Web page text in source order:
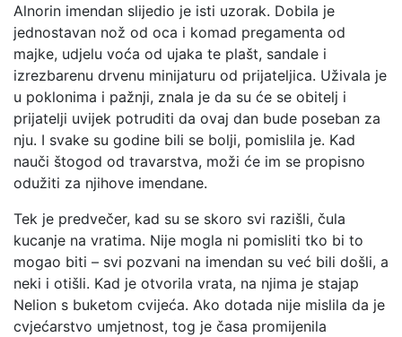
Alnorin imendan slijedio je isti uzorak. Dobila je
jednostavan nož od oca i komad pregamenta od
majke, udjelu voća od ujaka te plašt, sandale i
izrezbarenu drvenu minijaturu od prijateljica. Uživala je
u poklonima i pažnji, znala je da su će se obitelj i
prijatelji uvijek potruditi da ovaj dan bude poseban za
nju. I svake su godine bili se bolji, pomislila je. Kad
nauči štogod od travarstva, moži će im se propisno
odužiti za njihove imendane.
Tek je predvečer, kad su se skoro svi razišli, čula
kucanje na vratima. Nije mogla ni pomisliti tko bi to
mogao biti – svi pozvani na imendan su već bili došli, a
neki i otišli. Kad je otvorila vrata, na njima je stajap
Nelion s buketom cvijeća. Ako dotada nije mislila da je
cvjećarstvo umjetnost, tog je časa promijenila